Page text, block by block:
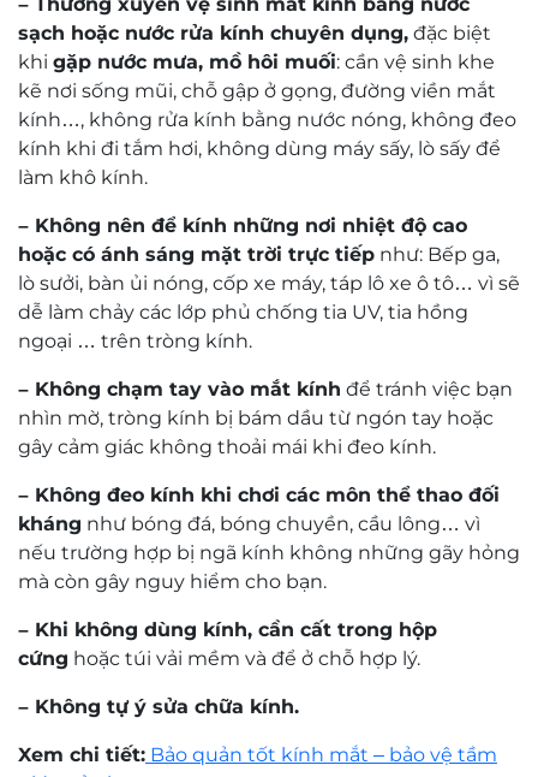
sạch hoặc nước rửa kính chuyên dụng, đặc biệt
khi gặp nước mưa, mồ hôi muối: cần vệ sinh khe
kẽ nơi sống mũi, chỗ gập ở gọng, đường viền mắt
kính…, không rửa kính bằng nước nóng, không đeo
kính khi đi tắm hơi, không dùng máy sấy, lò sấy để
làm khô kính.
– Không nên để kính những nơi nhiệt độ cao
hoặc có ánh sáng mặt trời trực tiếp như: Bếp ga,
lò sưởi, bàn ủi nóng, cốp xe máy, táp lô xe ô tô… vì sẽ
dễ làm chảy các lớp phủ chống tia UV, tia hồng
ngoại … trên tròng kính.
– Không chạm tay vào mắt kính để tránh việc bạn
nhìn mờ, tròng kính bị bám dầu từ ngón tay hoặc
gây cảm giác không thoải mái khi đeo kính.
– Không đeo kính khi chơi các môn thể thao đối
kháng như bóng đá, bóng chuyền, cầu lông… vì
nếu trường hợp bị ngã kính không những gãy hỏng
mà còn gây nguy hiểm cho bạn.
– Khi không dùng kính, cần cất trong hộp
cứng hoặc túi vải mềm và để ở chỗ hợp lý.
– Không tự ý sửa chữa kính.
Xem chi tiết: Bảo quản tốt kính mắt – bảo vệ tầm